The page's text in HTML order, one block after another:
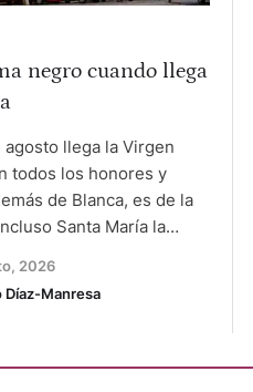
negro cuando llega
agosto llega la Virgen
todos los honores y
de Blanca, es de la
Santa María la
su templo de Roma, el
Pero la feria de Vitoria,
nombre, sigue
2026
Díaz-Manresa